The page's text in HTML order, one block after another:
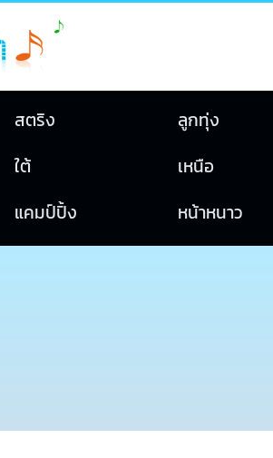
สตริง
ลูกทุ่ง
ใต้
เหนือ
แคมป์ปิ้ง หน้าหนาว